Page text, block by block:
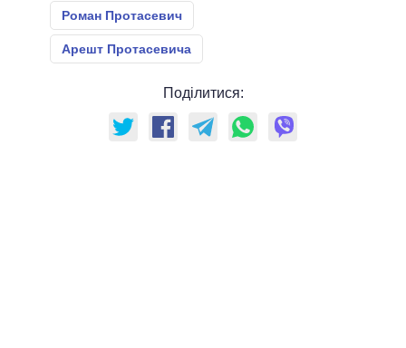
Роман Протасевич
Арешт Протасевича
Поділитися: